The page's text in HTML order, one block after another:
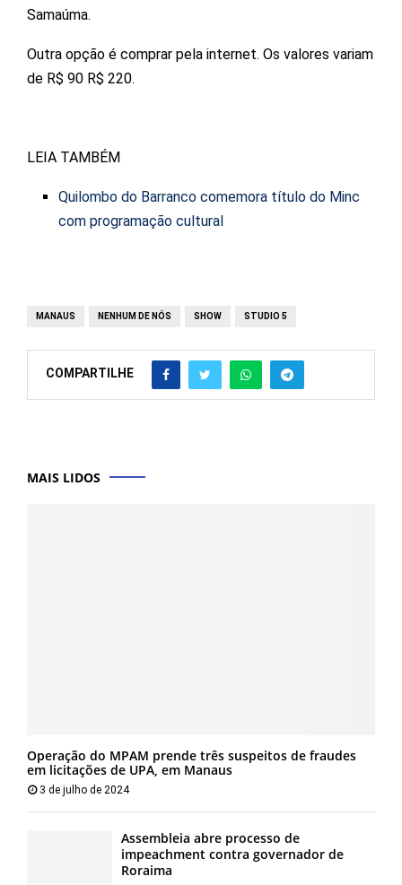
Samaúma.
Outra opção é comprar pela internet. Os valores variam
de R$ 90 R$ 220.
LEIA TAMBÉM
Quilombo do Barranco comemora título do Minc
com programação cultural
MANAUS NENHUM DE NÓS SHOW STUDIO 5
COMPARTILHE
MAIS LIDOS
Operação do MPAM prende três suspeitos de fraudes
em licitações de UPA, em Manaus
3 de julho de 2024
Assembleia abre processo de
impeachment contra governador de
Roraima